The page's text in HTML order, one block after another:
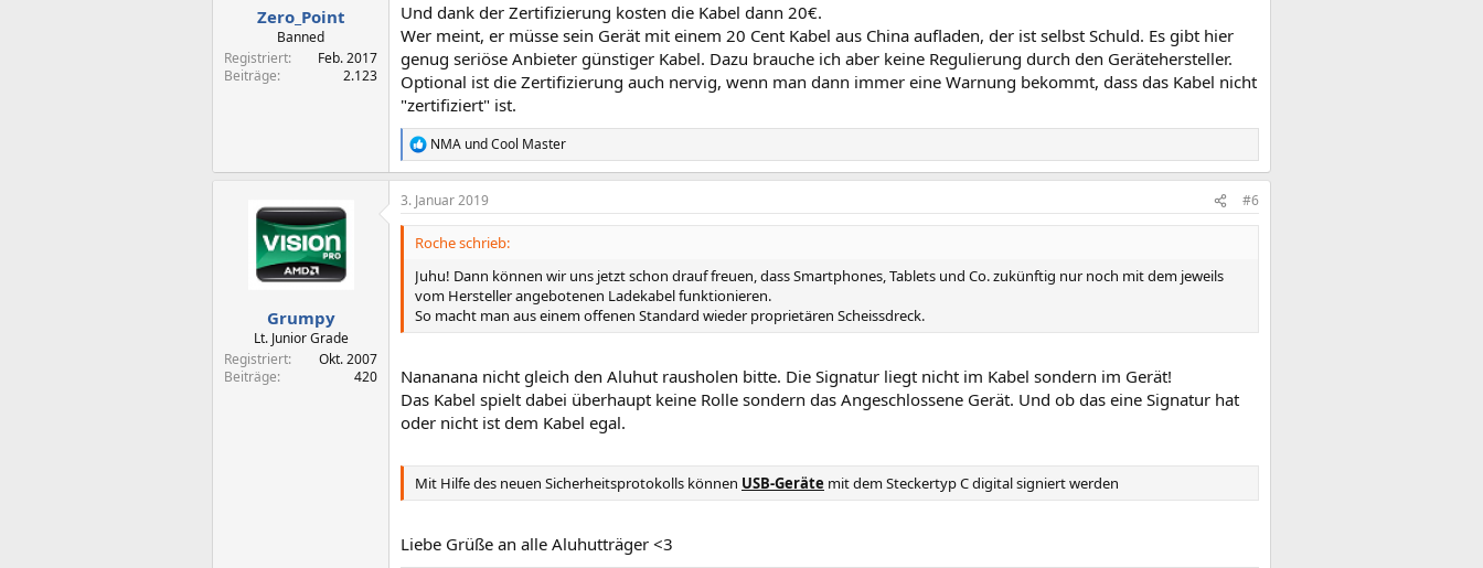
Zero_Point
Banned
Registriert
Feb. 2017
Beiträge
2.123
Und dank der Zertifizierung kosten die Kabel dann 20€.
Wer meint, er müsse sein Gerät mit einem 20 Cent Kabel aus China aufladen, der ist selbst Schuld. Es gibt hier
genug seriöse Anbieter günstiger Kabel. Dazu brauche ich aber keine Regulierung durch den Gerätehersteller.
Optional ist die Zertifizierung auch nervig, wenn man dann immer eine Warnung bekommt, dass das Kabel nicht
"zertifiziert" ist.
R
e
a
k
t
e
n
NMA undCool Master
Grumpy
Lt. Junior Grade
Registriert
Okt. 2007
Beiträge
420
3. Januar 2019 #6
Roche schrieb:
Juhu! Dann können wir uns jetzt schon drauf freuen, dass Smartphones, Tablets und Co. zukünftig nur noch mit dem jeweils
vom Hersteller angebotenen Ladekabel funktionieren.
So macht man aus einem offenen Standard wieder proprietären Scheissdreck.
Nananana nicht gleich den Aluhut rausholen bitte. Die Signatur liegt nicht im Kabel sondern im Gerät!
Das Kabel spielt dabei überhaupt keine Rolle sondern das Angeschlossene Gerät. Und ob das eine Signatur hat
oder nicht ist dem Kabel egal.
Mit Hilfe des neuen Sicherheitsprotokolls können USB-Geräte mit dem Steckertyp C digital signiert werden
Liebe Grüße an alle Aluhutträger <3